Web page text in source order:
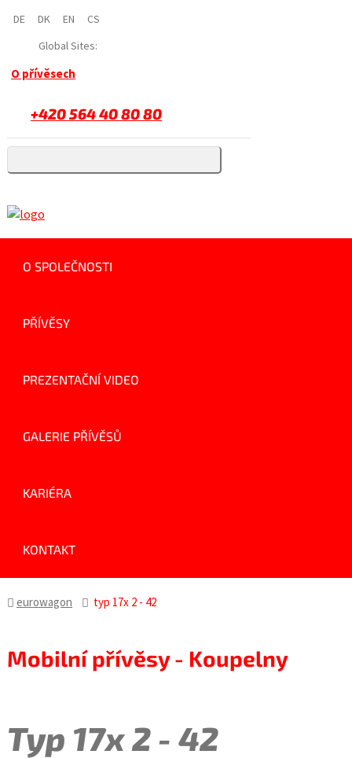
DE DK EN
CS
Global Sites:
O přívěsech
+420 564 40 80 80
O SPOLEČNOSTI
PŘÍVĚSY
PREZENTAČNÍ VIDEO
GALERIE PŘÍVĚSŮ
KARIÉRA
KONTAKT
eurowagon typ 17x 2 - 42
Mobilní přívěsy - Koupelny
Typ 17x 2 - 42